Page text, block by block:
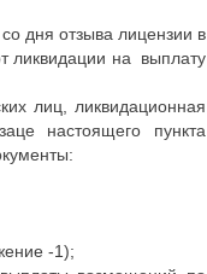
дня отзыва лицензии в
ликвидации на выплату
лиц, ликвидационная
настоящего пункта
документы:
-1);